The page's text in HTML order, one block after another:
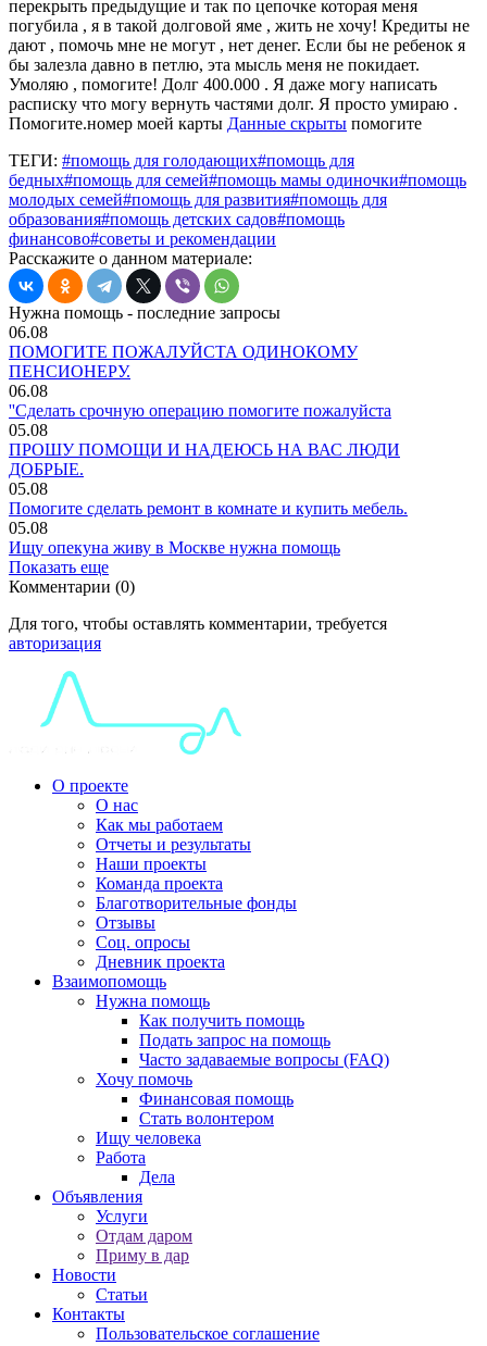
перекрыть предыдущие и так по цепочке которая меня
погубила , я в такой долговой яме , жить не хочу! Кредиты не
дают , помочь мне не могут , нет денег. Если бы не ребенок я
бы залезла давно в петлю, эта мысль меня не покидает.
Умоляю , помогите! Долг 400.000 . Я даже могу написать
расписку что могу вернуть частями долг. Я просто умираю .
Помогите.номер моей карты Данные скрыты помогите
ТЕГИ: #помощь для голодающих#помощь для
бедных#помощь для семей#помощь мамы одиночки#помощь
молодых семей#помощь для развития#помощь для
образования#помощь детских садов#помощь
финансово#советы и рекомендации
Расскажите о данном материале:
Нужна помощь - последние запросы
06.08
ПОМОГИТЕ ПОЖАЛУЙСТА ОДИНОКОМУ
ПЕНСИОНЕРУ.
06.08
''Сделать срочную операцию помогите пожалуйста
05.08
ПРОШУ ПОМОЩИ И НАДЕЮСЬ НА ВАС ЛЮДИ
ДОБРЫЕ.
05.08
Помогите сделать ремонт в комнате и купить мебель.
05.08
Ищу опекуна живу в Москве нужна помощь
Показать еще
Комментарии (0)
Для того, чтобы оставлять комментарии, требуется
авторизация
О проекте
О нас
Как мы работаем
Отчеты и результаты
Наши проекты
Команда проекта
Благотворительные фонды
Отзывы
Соц. опросы
Дневник проекта
Взаимопомощь
Нужна помощь
Как получить помощь
Подать запрос на помощь
Часто задаваемые вопросы (FAQ)
Хочу помочь
Финансовая помощь
Стать волонтером
Ищу человека
Работа
Дела
Объявления
Услуги
Отдам даром
Приму в дар
Новости
Статьи
Контакты
Пользовательское соглашение